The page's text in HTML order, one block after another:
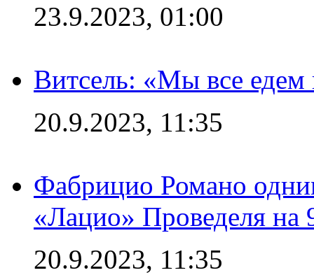
23.9.2023, 01:00
Витсель: «Мы все едем
20.9.2023, 11:35
Фабрицио Романо
«Лацио» Проведеля на
20.9.2023, 11:35